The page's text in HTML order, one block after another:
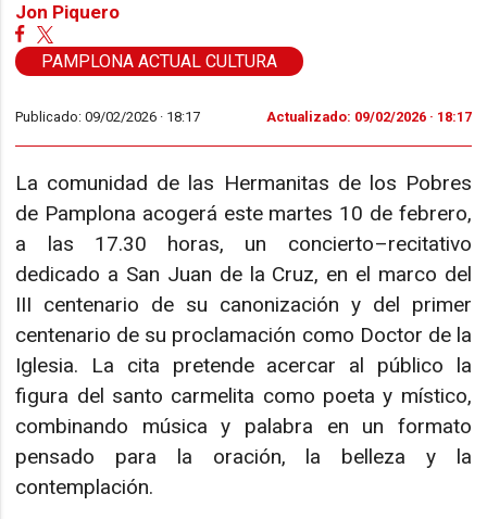
Jon Piquero
PAMPLONA ACTUAL CULTURA
Publicado: 09/02/2026 · 18:17 Actualizado: 09/02/2026 · 18:17
La comunidad de las Hermanitas de los Pobres
de Pamplona acogerá este martes 10 de febrero,
a las 17.30 horas, un concierto–recitativo
dedicado a San Juan de la Cruz, en el marco del
III centenario de su canonización y del primer
centenario de su proclamación como Doctor de la
Iglesia. La cita pretende acercar al público la
figura del santo carmelita como poeta y místico,
combinando música y palabra en un formato
pensado para la oración, la belleza y la
contemplación.​